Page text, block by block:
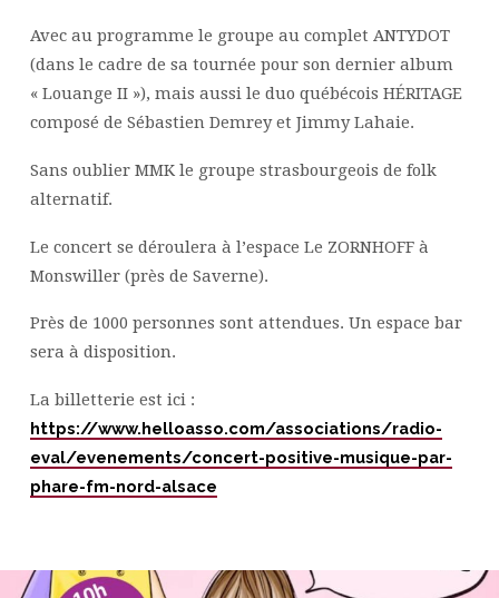
Avec au programme le groupe au complet ANTYDOT
(dans le cadre de sa tournée pour son dernier album
« Louange II »), mais aussi le duo québécois HÉRITAGE
composé de Sébastien Demrey et Jimmy Lahaie.
Sans oublier MMK le groupe strasbourgeois de folk
alternatif.
Le concert se déroulera à l’espace Le ZORNHOFF à
Monswiller (près de Saverne).
Près de 1000 personnes sont attendues. Un espace bar
sera à disposition.
La billetterie est ici :
https://www.helloasso.com/associations/radio-
eval/evenements/concert-positive-musique-par-
phare-fm-nord-alsace